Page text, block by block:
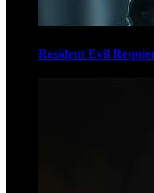
Resident Evil